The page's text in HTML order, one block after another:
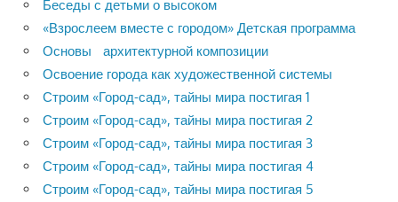
Беседы с детьми о высоком
«Взрослеем вместе с городом» Детская программа
Основы архитектурной композиции
Освоение города как художественной системы
Строим «Город-сад», тайны мира постигая 1
Строим «Город-сад», тайны мира постигая 2
Строим «Город-сад», тайны мира постигая 3
Строим «Город-сад», тайны мира постигая 4
Строим «Город-сад», тайны мира постигая 5